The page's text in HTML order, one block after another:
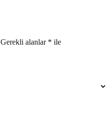
Gerekli alanlar * ile